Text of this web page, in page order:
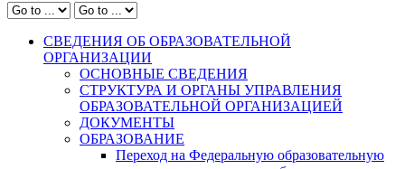
СВЕДЕНИЯ ОБ ОБРАЗОВАТЕЛЬНОЙ
ОРГАНИЗАЦИИ
ОСНОВНЫЕ СВЕДЕНИЯ
СТРУКТУРА И ОРГАНЫ УПРАВЛЕНИЯ
ОБРАЗОВАТЕЛЬНОЙ ОРГАНИЗАЦИЕЙ
ДОКУМЕНТЫ
ОБРАЗОВАНИЕ
Переход на Федеральную образовательную